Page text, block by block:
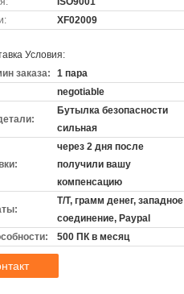
XF02009
Условия:
заказа:
1 пара
negotiable
Бутылка безопасности
сильная
через 2 дня после
получили вашу
компенсацию
T/T, грамм денег, западное
соединение, Paypal
500 ПК в месяц